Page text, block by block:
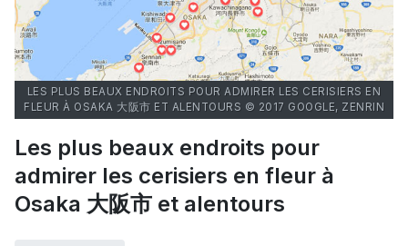
LES PLUS BEAUX ENDROITS POUR ADMIRER LES CERISIERS EN
FLEUR À OSAKA 大阪市 ET ALENTOURS © 2017 GOOGLE, ZENRIN
Les plus beaux endroits pour
admirer les cerisiers en fleur à
Osaka 大阪市 et alentours